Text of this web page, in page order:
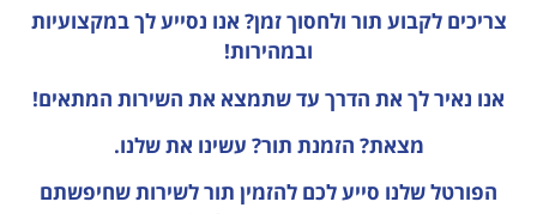
צריכים לקבוע תור ולחסוך זמן? אנו נסייע לך במקצועיות
ובמהירות!
אנו נאיר לך את הדרך עד שתמצא את השירות המתאים!
מצאת? הזמנת תור? עשינו את שלנו.
הפורטל שלנו סייע לכם להזמין תור לשירות שחיפשתם